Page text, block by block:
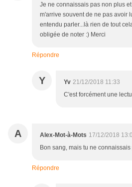
Je ne connaissais pas non plus
m'arrive souvent de ne pas avoir
entendu parler...là rien de tout
obligée de noter :) Merci
Répondre
Y Yv 21/12/2018 11:33
C'est forcément une
A Alex-Mot-à-Mots 17/12/2018
Bon sang, mais tu ne
Répondre